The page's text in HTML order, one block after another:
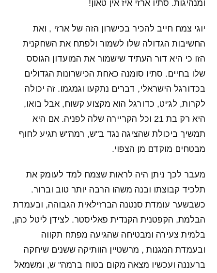
ומנהיגות. סתיו ארזי איז אין טאון!
יוגי צמח חייב להכיר בכישרון הזה של ארזי , ואת
החשיבות הגדולה שלו לשמור ולפתח את השחקנית
הזו כי היא דור העתיד שישמור את המועדון הגוסס
שלו בחיים. סתיו סומנה כאחת הכישרונות הגדולים
בכדורגל הישראלי, דברים נתקעו וגמגמו. זה יכולה
לקרות, לג'יט, כדורגל הוא מקצוע קשוח, אבל בואו,
היא רק בת 21 וכל הקריירה שלה לפניה. אם היא
תמשיך ביכולת שהציגה נגד ב"ש, רמה"ש תגיע לחוף
מבטחים מוקדם מן הצפוי.
מעבר לכך ניתן היה לראות שצמח למד לעומק את
תלכיד קבוצתו ובנה משהו הרבה יותר טוב וברור.
כשבשער עומדת סנטנה הברזילאית הגבוהה, ובעמדת
הבלמת, הקפטנית הקנדית פאליסטר. לצידן ליטל כהן,
בלמית צעירה ומבטיחה שהגיעה מפתח תקווה
ובעמדת המגנות , מרשטיין הוותיקה ששנים שיחקה
ברעננה ועכשיו מצאה מקום בטוח ברמה" ש, ומשמאל